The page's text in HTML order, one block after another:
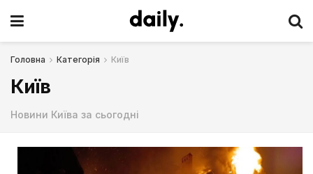
Головна Категорія Київ
Київ
Новини Київа за сьогодні